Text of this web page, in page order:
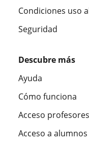
Condiciones uso
Seguridad
Descubre más
Ayuda
Cómo funciona
Acceso profesores
Acceso a alumnos